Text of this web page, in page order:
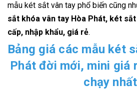
mẫu két sắt vân tay phổ biến cũng
sắt khóa vân tay Hòa Phát, két
cấp, nhập khẩu, giá rẻ.
Bảng giá các mẫu két
Phát đời mới, mini giá
chạy nhất